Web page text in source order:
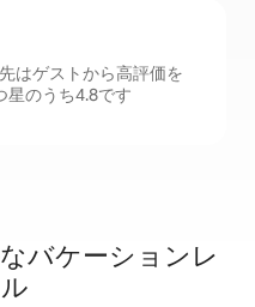
はゲストから高評価を
星のうち4.8です
バケーションレ